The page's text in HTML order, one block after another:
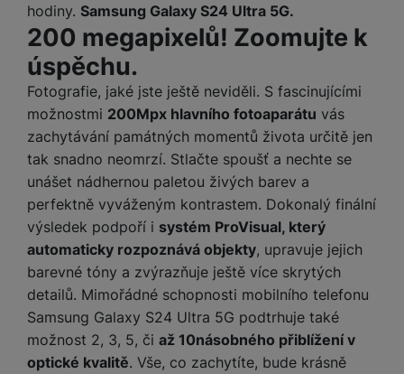
hodiny. Samsung Galaxy S24 Ultra 5G.
200 megapixelů! Zoomujte k
úspěchu.
Fotografie, jaké jste ještě neviděli. S fascinujícími
možnostmi 200Mpx hlavního fotoaparátu vás
zachytávání památných momentů života určitě jen
tak snadno neomrzí. Stlačte spoušť a nechte se
unášet nádhernou paletou živých barev a
perfektně vyváženým kontrastem. Dokonalý finální
výsledek podpoří i systém ProVisual, který
automaticky rozpoznává objekty, upravuje jejich
barevné tóny a zvýrazňuje ještě více skrytých
detailů. Mimořádné schopnosti mobilního telefonu
Samsung Galaxy S24 Ultra 5G podtrhuje také
možnost 2, 3, 5, či až 10násobného přiblížení v
optické kvalitě. Vše, co zachytíte, bude krásně